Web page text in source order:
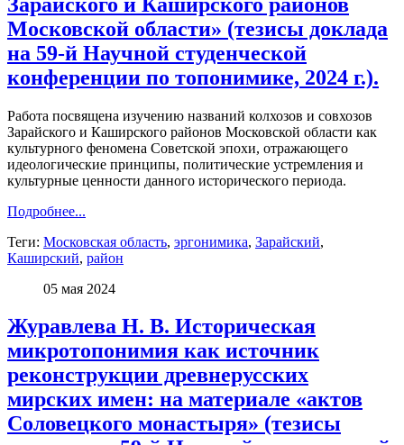
Московской области» (тезисы доклада
на 59-й Научной студенческой
конференции по топонимике, 2024 г.).
Работа посвящена изучению названий колхозов и совхозов
Зарайского и Каширского районов Московской области как
культурного феномена Советской эпохи, отражающего
идеологические принципы, политические устремления и
культурные ценности данного исторического периода.
Подробнее...
Теги: Московская область, эргонимика, Зарайский,
Каширский, район
05 мая 2024
Журавлева Н. В. Историческая
микротопонимия как источник
реконструкции древнерусских
мирских имен: на материале «актов
Соловецкого монастыря» (тезисы